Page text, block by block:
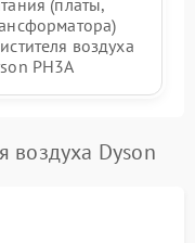
(платы,
воздуха
PH3A
воздуха Dyson